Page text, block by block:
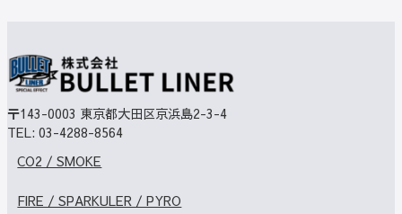
〒143-0003 東京都大田区京浜島2-3-4
TEL: 03-4288-8564
CO2 / SMOKE
FIRE / SPARKULER / PYRO